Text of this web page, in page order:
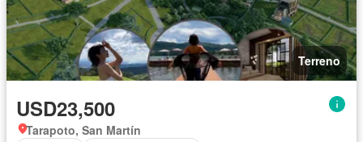
Terreno
USD23,500
Tarapoto, San Martín